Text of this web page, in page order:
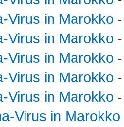
Virus in Marokko
Virus in Marokko
Virus in Marokko
Virus in Marokko
Virus in Marokko
Virus in Marokko